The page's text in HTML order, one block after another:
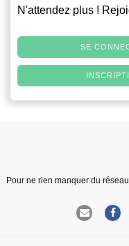
N'attendez plus !
SE
Pour ne rien manquer du